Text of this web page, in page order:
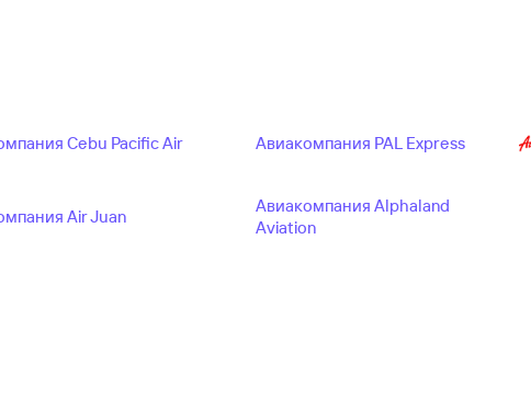
Cebu Pacific Air Авиакомпания PAL Express
Air Juan
Авиакомпания Alphaland
Aviation